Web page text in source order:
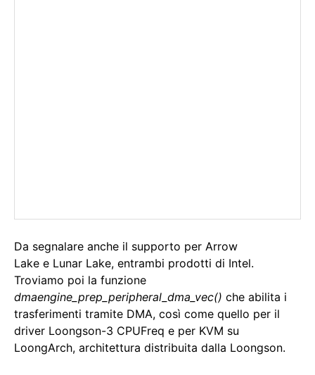
Da segnalare anche il supporto per Arrow
Lake e Lunar Lake, entrambi prodotti di Intel.
Troviamo poi la funzione
dmaengine_prep_peripheral_dma_vec() che abilita i
trasferimenti tramite DMA, così come quello per il
driver Loongson-3 CPUFreq e per KVM su
LoongArch, architettura distribuita dalla Loongson.